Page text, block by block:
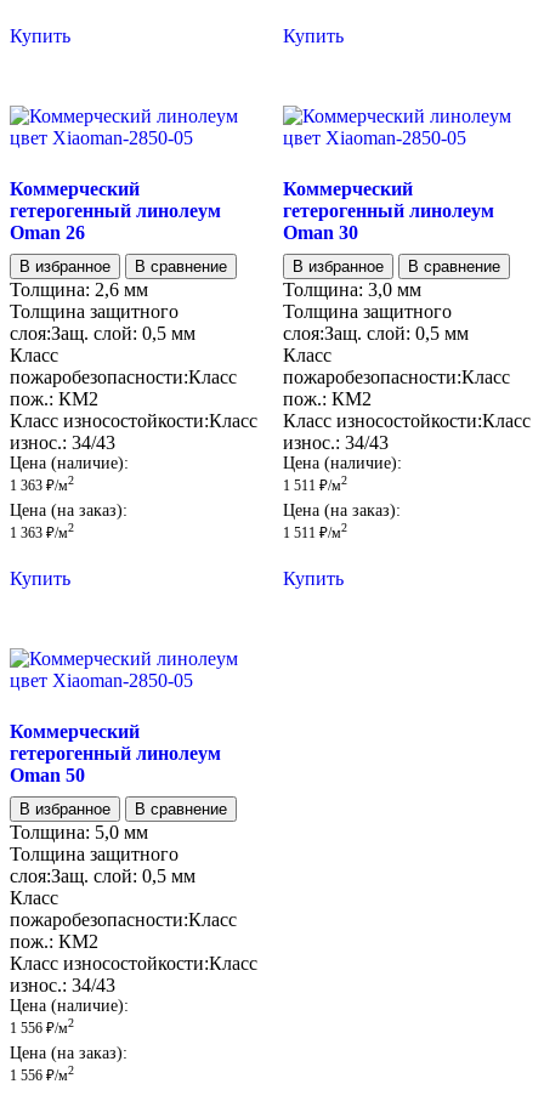
Купить Купить
Коммерческий
гетерогенный линолеум
Oman 26
В избранное В сравнение
Толщина: 2,6 мм
Толщина защитного
слоя:Защ. слой: 0,5 мм
Класс
пожаробезопасности:Класс
пож.: КМ2
Класс износостойкости:Класс
износ.: 34/43
Цена (наличие):
1 363 ₽/м2
Цена (на заказ):
1 363 ₽/м2
Купить
Коммерческий
гетерогенный линолеум
Oman 30
В избранное В сравнение
Толщина: 3,0 мм
Толщина защитного
слоя:Защ. слой: 0,5 мм
Класс
пожаробезопасности:Класс
пож.: КМ2
Класс износостойкости:Класс
износ.: 34/43
Цена (наличие):
1 511 ₽/м2
Цена (на заказ):
1 511 ₽/м2
Купить
Коммерческий
гетерогенный линолеум
Oman 50
В избранное В сравнение
Толщина: 5,0 мм
Толщина защитного
слоя:Защ. слой: 0,5 мм
Класс
пожаробезопасности:Класс
пож.: КМ2
Класс износостойкости:Класс
износ.: 34/43
Цена (наличие):
1 556 ₽/м2
Цена (на заказ):
1 556 ₽/м2